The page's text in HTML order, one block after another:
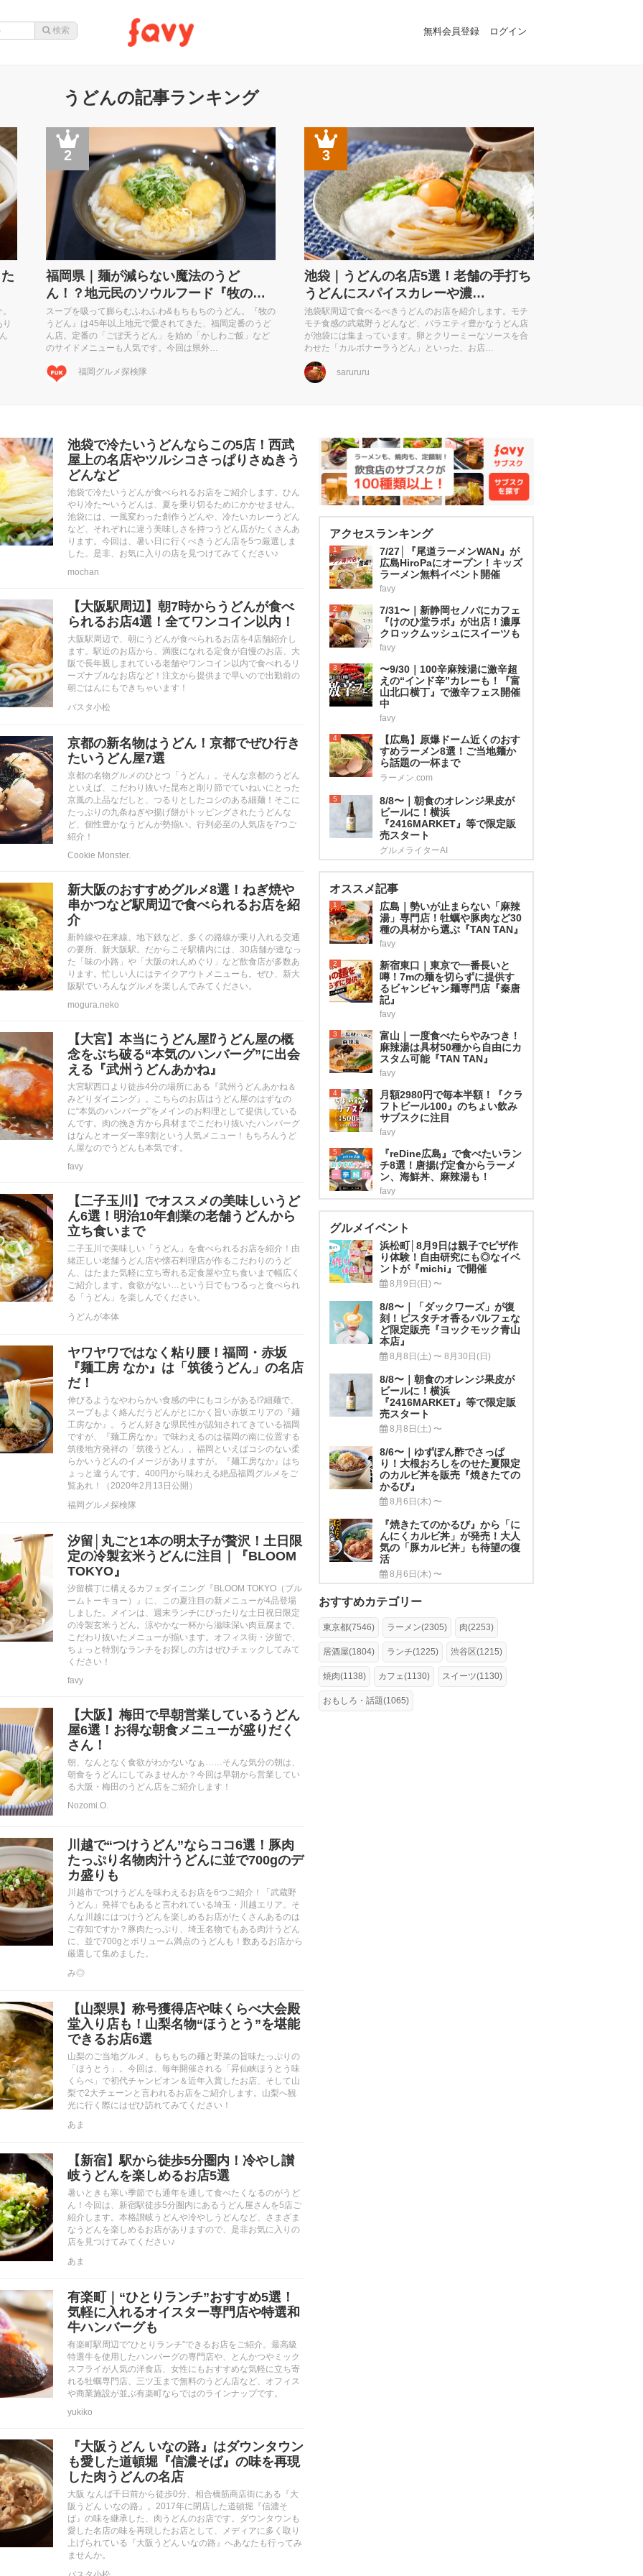
無料会員登録 ログイン
うどんの記事ランキング
2
福岡県｜麺が減らない魔法のうど
ん！？地元民のソウルフード『牧の…
スープを吸って膨らむふわふわ&もちもちのうどん。『牧の
うどん』は45年以上地元で愛されてきた、福岡定番のうど
ん店。定番の「ごぼ天うどん」を始め「かしわご飯」など
のサイドメニューも人気です。今回は県外…
福岡グルメ探検隊
3
池袋｜うどんの名店5選！老舗の手打ち
うどんにスパイスカレーや濃…
池袋駅周辺で食べるべきうどんのお店を紹介します。モチ
モチ食感の武蔵野うどんなど、バラエティ豊かなうどん店
が池袋には集まっています。卵とクリーミーなソースを合
わせた「カルボナーラうどん」といった、お店…
sarururu
池袋で冷たいうどんならこの5店！西武
屋上の名店やツルシコさっぱりさぬきう
どんなど
池袋で冷たいうどんが食べられるお店をご紹介します。ひん
やり冷た〜いうどんは、夏を乗り切るためにかかせません。
池袋には、一風変わった創作うどんや、冷たいカレーうどん
など、それぞれに違う美味しさを持つうどん店がたくさんあ
ります。今回は、暑い日に行くべきうどん店を5つ厳選しま
した。是非、お気に入りの店を見つけてみてください♪
mochan
【大阪駅周辺】朝7時からうどんが食べ
られるお店4選！全てワンコイン以内！
大阪駅周辺で、朝にうどんが食べられるお店を4店舗紹介し
ます。駅近のお店から、満腹になれる定食が自慢のお店、大
阪で長年親しまれている老舗やワンコイン以内で食べれるリ
ーズナブルなお店など！注文から提供まで早いので出勤前の
朝ごはんにもできちゃいます！
パスタ小松
京都の新名物はうどん！京都でぜひ行き
たいうどん屋7選
京都の名物グルメのひとつ「うどん」。そんな京都のうどん
といえば、こだわり抜いた昆布と削り節でていねいにとった
京風の上品なだしと、つるりとしたコシのある細麺！そこに
たっぷりの九条ねぎや揚げ餅がトッピングされたうどんな
ど、個性豊かなうどんが勢揃い。行列必至の人気店を7つご
紹介！
Cookie Monster.
新大阪のおすすめグルメ8選！ねぎ焼や
串かつなど駅周辺で食べられるお店を紹
介
新幹線や在来線、地下鉄など、多くの路線が乗り入れる交通
の要所、新大阪駅。だからこそ駅構内には、30店舗が連なっ
た「味の小路」や「大阪のれんめぐり」など飲食店が多数あ
ります。忙しい人にはテイクアウトメニューも。ぜひ、新大
阪駅でいろんなグルメを楽しんでみてください。
mogura.neko
【大宮】本当にうどん屋⁉︎うどん屋の概
念をぶち破る“本気のハンバーグ”に出会
える『武州うどんあかね』
大宮駅西口より徒歩4分の場所にある『武州うどんあかね＆
みどりダイニング』。こちらのお店はうどん屋のはずなの
に“本気のハンバーグ”をメインのお料理として提供している
んです。肉の挽き方から具材までこだわり抜いたハンバーグ
はなんとオーダー率9割という人気メニュー！もちろんうど
ん屋なのでうどんも本気です。
favy
【二子玉川】でオススメの美味しいうど
ん6選！明治10年創業の老舗うどんから
立ち食いまで
二子玉川で美味しい「うどん」を食べられるお店を紹介！由
緒正しい老舗うどん店や懐石料理店が作るこだわりのうど
ん、はたまた気軽に立ち寄れる定食屋や立ち食いまで幅広く
ご紹介します。食欲がない…という日でもつるっと食べられ
る「うどん」を楽しんでください。
うどんが本体
ヤワヤワではなく粘り腰！福岡・赤坂
『麺工房 なか』は「筑後うどん」の名店
だ！
伸びるようなやわらかい食感の中にもコシがある!?細麺で、
スープもよく絡んだうどんがとにかく旨い赤坂エリアの『麺
工房なか』。うどん好きな県民性が認知されてきている福岡
ですが、『麺工房なか』で味わえるのは福岡の南に位置する
筑後地方発祥の「筑後うどん」。福岡といえばコシのない柔
らかいうどんのイメージがありますが。『麺工房なか』はち
ょっと違うんです。400円から味わえる絶品福岡グルメをご
覧あれ！（2020年2月13日公開）
福岡グルメ探検隊
汐留│丸ごと1本の明太子が贅沢！土日限
定の冷製玄米うどんに注目｜『BLOOM
TOKYO』
汐留横丁に構えるカフェダイニング『BLOOM TOKYO（ブル
ームトーキョー）』に、この夏注目の新メニューが4品登場
しました。メインは、週末ランチにぴったりな土日祝日限定
の冷製玄米うどん。涼やかな一杯から滋味深い肉豆腐まで、
こだわり抜いたメニューが揃います。オフィス街・汐留で、
ちょっと特別なランチをお探しの方はぜひチェックしてみて
ください！
favy
【大阪】梅田で早朝営業しているうどん
屋6選！お得な朝食メニューが盛りだく
さん！
朝、なんとなく食欲がわかないなぁ……そんな気分の朝は、
朝食をうどんにしてみませんか？今回は早朝から営業してい
る大阪・梅田のうどん店をご紹介します！
Nozomi.O.
川越で“つけうどん”ならココ6選！豚肉
たっぷり名物肉汁うどんに並で700gのデ
カ盛りも
川越市でつけうどんを味わえるお店を6つご紹介！「武蔵野
うどん」発祥でもあると言われている埼玉・川越エリア。そ
んな川越にはつけうどんを楽しめるお店がたくさんあるのは
ご存知ですか？豚肉たっぷり、埼玉名物でもある肉汁うどん
に、並で700gとボリューム満点のうどんも！数あるお店から
厳選して集めました。
み◎
【山梨県】称号獲得店や味くらべ大会殿
堂入り店も！山梨名物“ほうとう”を堪能
できるお店6選
山梨のご当地グルメ、もちもちの麺と野菜の旨味たっぷりの
「ほうとう」。今回は、毎年開催される「昇仙峡ほうとう味
くらべ」で初代チャンピオン＆近年入賞したお店、そして山
梨で2大チェーンと言われるお店をご紹介します。山梨へ観
光に行く際にはぜひ訪れてみてください！
あま
【新宿】駅から徒歩5分圏内！冷やし讃
岐うどんを楽しめるお店5選
暑いときも寒い季節でも通年を通して食べたくなるのがうど
ん！今回は、新宿駅徒歩5分圏内にあるうどん屋さんを5店ご
紹介します。本格讃岐うどんや冷やしうどんなど、さまざま
なうどんを楽しめるお店がありますので、是非お気に入りの
店を見つけてみてください♪
あま
有楽町｜“ひとりランチ”おすすめ5選！
気軽に入れるオイスター専門店や特選和
牛ハンバーグも
有楽町駅周辺で“ひとりランチ”できるお店をご紹介。最高級
特選牛を使用したハンバーグの専門店や、とんかつやミック
スフライが人気の洋食店、女性にもおすすめな気軽に立ち寄
れる牡蠣専門店、三ツ玉まで無料のうどん店など、オフィス
や商業施設が並ぶ有楽町ならではのラインナップです。
yukiko
『大阪うどん いなの路』はダウンタウン
も愛した道頓堀『信濃そば』の味を再現
した肉うどんの名店
大阪 なんば千日前から徒歩0分、相合橋筋商店街にある『大
阪うどん いなの路』。2017年に閉店した道頓堀『信濃そ
ば』の味を継承した、肉うどんのお店です。ダウンタウンも
愛した名店の味を再現したお店として、メディアに多く取り
上げられている『大阪うどん いなの路』へあなたも行ってみ
ませんか。
アクセスランキング
1
7/27│『尾道ラーメンWAN』が
広島HiroPaにオープン！キッズ
ラーメン無料イベント開催
favy
2
7/31〜｜新静岡セノバにカフェ
『けのひ堂ラボ』が出店！濃厚
クロックムッシュにスイーツも
favy
3
〜9/30｜100辛麻辣湯に激辛超
えの“インド辛”カレーも！『富
山北口横丁』で激辛フェス開催
中
favy
4
【広島】原爆ドーム近くのおす
すめラーメン8選！ご当地麺か
ら話題の一杯まで
ラーメン.com
5
8/8〜｜朝食のオレンジ果皮が
ビールに！横浜
『2416MARKET』等で限定販
売スタート
グルメライターAI
オススメ記事
1
広島｜勢いが止まらない「麻辣
湯」専門店！牡蠣や豚肉など30
種の具材から選ぶ『TAN TAN』
favy
2
新宿東口｜東京で一番長いと
噂！7mの麺を切らずに提供す
るビャンビャン麺専門店『秦唐
記』
favy
3
富山｜一度食べたらやみつき！
麻辣湯は具材50種から自由にカ
スタム可能『TAN TAN』
favy
4
月額2980円で毎本半額！『クラ
フトビール100』のちょい飲み
サブスクに注目
favy
5
『reDine広島』で食べたいラン
チ8選！唐揚げ定食からラーメ
ン、海鮮丼、麻辣湯も！
favy
グルメイベント
浜松町│8月9日は親子でピザ作
り体験！自由研究にも◎なイベ
ントが『michi』で開催
8月9日(日) 〜
8/8〜｜「ダックワーズ」が復
刻！ピスタチオ香るパルフェな
ど限定販売『ヨックモック青山
本店』
8月8日(土) 〜 8月30日(日)
8/8〜｜朝食のオレンジ果皮が
ビールに！横浜
『2416MARKET』等で限定販
売スタート
8月8日(土) 〜
8/6〜｜ゆずぽん酢でさっぱ
り！大根おろしをのせた夏限定
のカルビ丼を販売『焼きたての
かるび』
8月6日(木) 〜
『焼きたてのかるび』から「に
んにくカルビ丼」が発売！大人
気の「豚カルビ丼」も待望の復
活
8月6日(木) 〜
おすすめカテゴリー
東京都(7546) ラーメン(2305) 肉(2253)
居酒屋(1804) ランチ(1225) 渋谷区(1215)
焼肉(1138) カフェ(1130) スイーツ(1130)
おもしろ・話題(1065)